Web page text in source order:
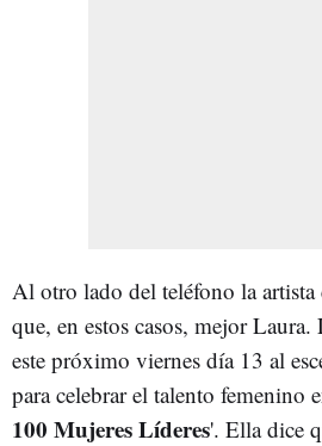
Al otro lado del teléfono la artista
que, en estos casos, mejor
este próximo viernes día 13 al
para celebrar el talento femenino
100 Mujeres Líderes'. Ella dice